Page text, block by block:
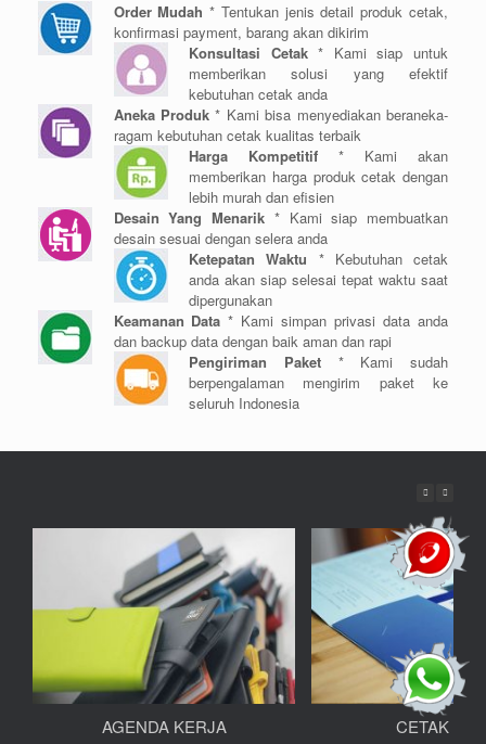
Order Mudah * Tentukan jenis detail produk cetak,
konfirmasi payment, barang akan dikirim
Konsultasi Cetak* Kami siap untuk
memberikan solusi yang efektif
kebutuhan cetak anda
Aneka Produk* Kami bisa menyediakan beraneka-
ragam kebutuhan cetak kualitas terbaik
Harga Kompetitif * Kami akan
memberikan harga produk cetak dengan
lebih murah dan efisien
Desain Yang Menarik * Kami siap membuatkan
desain sesuai dengan selera anda
Ketepatan Waktu * Kebutuhan cetak
anda akan siap selesai tepat waktu saat
dipergunakan
Keamanan Data * Kami simpan privasi data anda
dan backup data dengan baik aman dan rapi
Pengiriman Paket* Kami sudah
berpengalaman mengirim paket ke
seluruh Indonesia
AGENDA KERJA CETAK